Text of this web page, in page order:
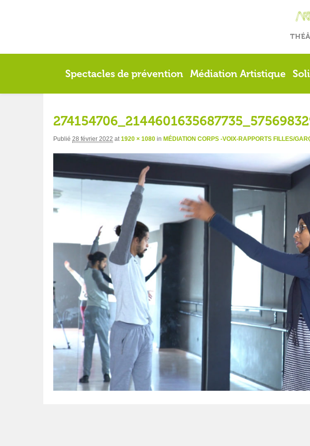
Spectacles de prévention Médiation Artistique
Publié 28 février 2022 at 1920 × 1080 in MÉDIATION CORPS -VOIX-RAPPORTS FILLES/